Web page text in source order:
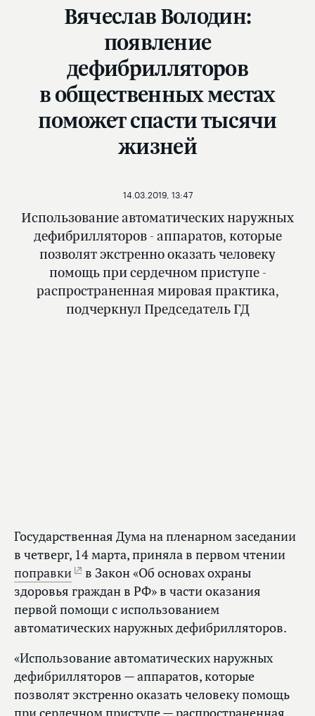
Вячеслав Володин:
появление
дефибрилляторов
в общественных местах
поможет спасти тысячи
жизней
Использование автоматических наружных
дефибрилляторов - аппаратов, которые
позволят экстренно оказать человеку
помощь при сердечном приступе -
распространенная мировая практика,
подчеркнул Председатель ГД
14.03.2019, 13:47
Государственная Дума на пленарном заседании
в четверг, 14 марта, приняла в первом чтении
поправки
в Закон «Об основах охраны
здоровья граждан в РФ» в части оказания
первой помощи с использованием
автоматических наружных дефибрилляторов.
«Использование автоматических наружных
дефибрилляторов — аппаратов, которые
позволят экстренно оказать человеку помощь
при сердечном приступе — распространенная